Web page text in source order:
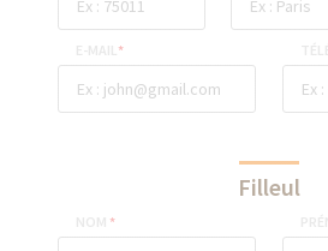
*
Filleul
*